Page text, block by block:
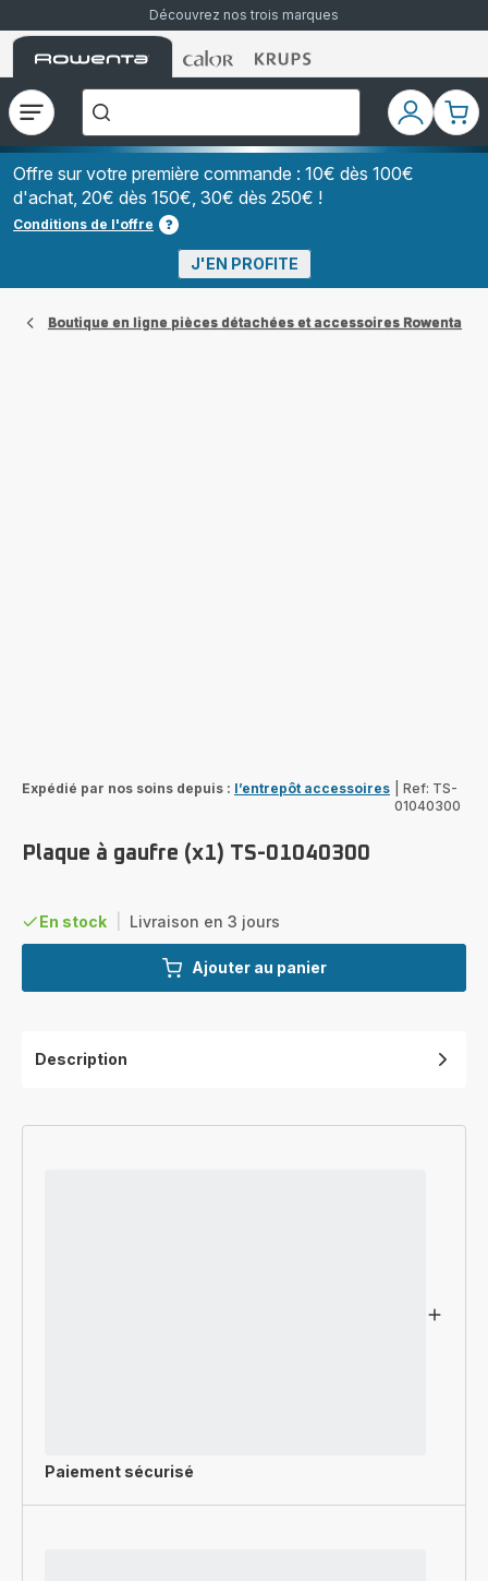
Découvrez nos trois marques
Accueil
Rowenta
Accueil
Rowenta
Accueil
Rowenta
Ouvrir
le
menu
recherchez-
vous
?","Aspirateurs
à
Grains","Centrales
Vapeurs","Sèche
Cheveux"]
Mon
compte
Mon
Offre sur votre première commande : 10€ dès 100€
d'achat, 20€ dès 150€, 30€ dès 250€ !
Conditions de l'offre
J'EN PROFITE
Boutique en ligne pièces détachées et accessoires Rowenta
Expédié par nos soins depuis : l’entrepôt accessoires
Ref: TS-
01040300
Plaque à gaufre (x1) TS-01040300
En stock Livraison en 3 jours
Ajouter au panier
Description
Paiement sécurisé